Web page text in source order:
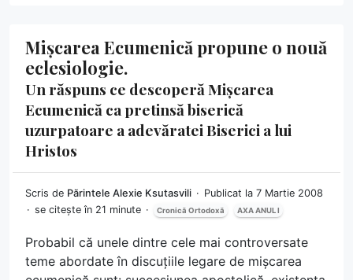
Mișcarea Ecumenică propune o nouă
eclesiologie.
Un răspuns ce descoperă Mișcarea
Ecumenică ca pretinsă biserică
uzurpatoare a adevăratei Biserici a lui
Hristos
Scris de Părintele Alexie Ksutasvili
Publicat la 7 Martie 2008
se citește în 21 minute
Cronică Ortodoxă AXA ANUL I
Probabil că unele dintre cele mai controversate
teme abordate în discuțiile legare de mișcarea